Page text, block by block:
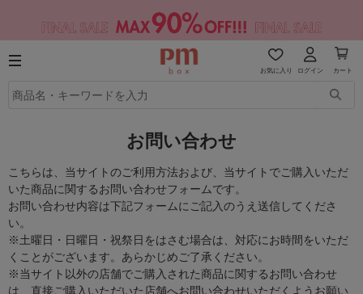
お気に入り ログイン カート
お問い合わせ
こちらは、当サイトのご利用方法および、当サイトでご購入いただ
いた商品に関するお問い合わせフォームです。
お問い合わせ内容は下記フォームにご記入のうえ送信してくださ
い。
※土曜日・日曜日・祝祭日をはさむ場合は、対応にお時間をいただ
くことがございます。あらかじめご了承ください。
※当サイト以外の店舗でご購入された商品に関するお問い合わせ
は、直接ご購入いただいた店舗へお問い合わせいただくようお願い